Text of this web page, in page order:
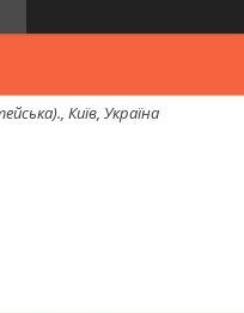
Київ, Україна